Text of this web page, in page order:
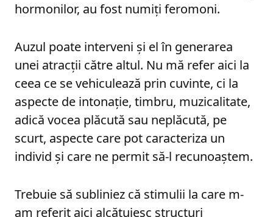
hormonilor, au fost numiți feromoni.
Auzul poate interveni și el în generarea
unei atracții către altul. Nu mă refer aici la
ceea ce se vehiculează prin cuvinte, ci la
aspecte de intonație, timbru, muzicalitate,
adică vocea plăcută sau neplăcută, pe
scurt, aspecte care pot caracteriza un
individ și care ne permit să-l recunoaștem.
Trebuie să subliniez că stimulii la care m-
am referit aici alcătuiesc structuri